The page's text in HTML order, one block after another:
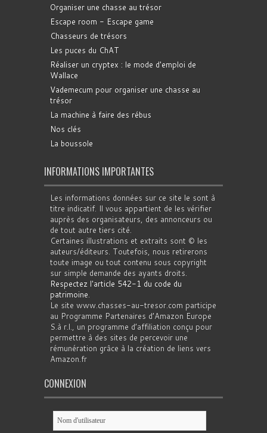
Organiser une chasse au trésor
Escape room - Escape game
Chasseurs de trésors
Les puces du ChAT
Réaliser un cryptex : le mode d'emploi de
Wallace
Vademecum pour organiser une chasse au
trésor
La machine à faire des rébus
Nos clés
La boussole
INFORMATIONS IMPORTANTES
Les informations données sur ce site le sont à
titre indicatif. Il vous appartient de les vérifier
auprès des organisateurs, des annonceurs ou
de tout autre tiers cité.
Certaines illustrations et extraits sont © les
auteurs/éditeurs. Toutefois, nous retirerons
toute image ou tout contenu sous copyright
sur simple demande des ayants droits.
Respectez l'article 542-1 du code du
patrimoine.
Le site www.chasses-au-tresor.com participe
au Programme Partenaires d’Amazon Europe
S.à r.l., un programme d’affiliation conçu pour
permettre à des sites de percevoir une
rémunération grâce à la création de liens vers
Amazon.fr
CONNEXION